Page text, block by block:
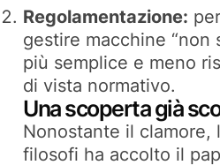
Regolamentazione:
gestire macchine “non
più semplice e meno
di vista normativo.
Una scoperta già
Nonostante il clamore,
filosofi ha accolto il